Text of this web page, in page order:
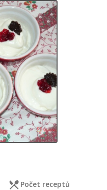
Počet receptů